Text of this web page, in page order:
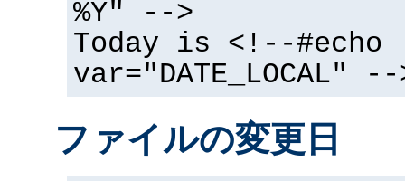
%Y" -->
Today is <!--#echo
var="DATE_LOCAL" --
ファイルの変更日